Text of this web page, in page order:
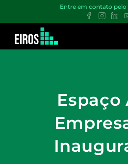
Entre em contato
Espaço